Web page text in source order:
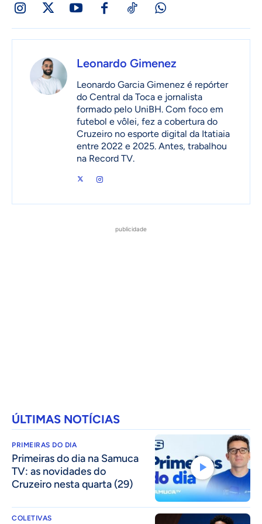
Leonardo Gimenez
Leonardo Garcia Gimenez é repórter
do Central da Toca e jornalista
formado pelo UniBH. Com foco em
futebol e vôlei, fez a cobertura do
Cruzeiro no esporte digital da Itatiaia
entre 2022 e 2025. Antes, trabalhou
na Record TV.
publicidade
ÚLTIMAS NOTÍCIAS
PRIMEIRAS DO DIA
Primeiras do dia na Samuca
TV: as novidades do
Cruzeiro nesta quarta (29)
COLETIVAS